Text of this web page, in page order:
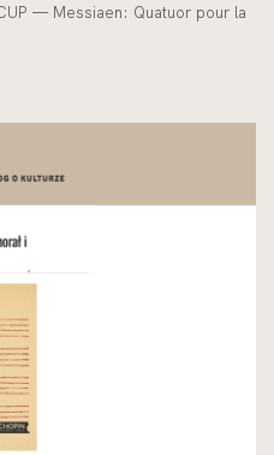
— Messiaen: Quatuor pour la